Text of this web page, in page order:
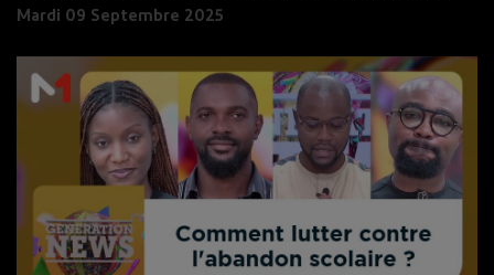
Mardi 09 Septembre 2025